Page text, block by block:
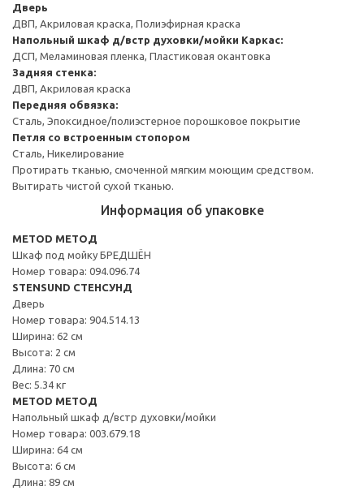
Дверь
ДВП, Акриловая краска, Полиэфирная краска
Напольный шкаф д/встр духовки/мойки Каркас:
ДСП, Меламиновая пленка, Пластиковая окантовка
Задняя стенка:
ДВП, Акриловая краска
Передняя обвязка:
Сталь, Эпоксидное/полиэстерное порошковое покрытие
Петля со встроенным стопором
Сталь, Никелирование
Протирать тканью, смоченной мягким моющим средством.
Вытирать чистой сухой тканью.
Информация об упаковке
METOD МЕТОД
Шкаф под мойку БРЕДШЁН
Номер товара: 094.096.74
STENSUND СТЕНСУНД
Дверь
Номер товара: 904.514.13
Ширина: 62 см
Высота: 2 см
Длина: 70 см
Вес: 5.34 кг
METOD МЕТОД
Напольный шкаф д/встр духовки/мойки
Номер товара: 003.679.18
Ширина: 64 см
Высота: 6 см
Длина: 89 см